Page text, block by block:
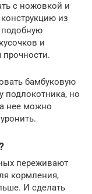
с ножовкой и
из
подобную
и
бамбуковую
подлокотника, но
нее можно
переживают
кормления,
И сделать